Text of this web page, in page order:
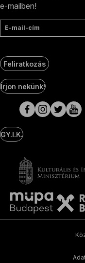
e-mailben!
E-mail-cím
Feliratkozás
Social
Media
oldalak
Írjon nekünk!
GY.I.K.